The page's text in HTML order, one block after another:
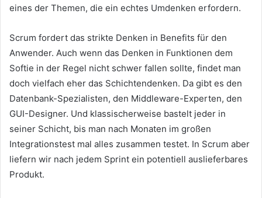
eines der Themen, die ein echtes Umdenken erfordern.
Scrum fordert das strikte Denken in Benefits für den
Anwender. Auch wenn das Denken in Funktionen dem
Softie in der Regel nicht schwer fallen sollte, findet man
doch vielfach eher das Schichtendenken. Da gibt es den
Datenbank-Spezialisten, den Middleware-Experten, den
GUI-Designer. Und klassischerweise bastelt jeder in
seiner Schicht, bis man nach Monaten im großen
Integrationstest mal alles zusammen testet. In Scrum aber
liefern wir nach jedem Sprint ein potentiell auslieferbares
Produkt.